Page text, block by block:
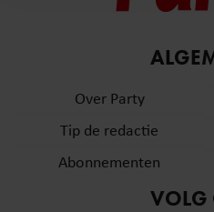
en om ons websiteverkeer te
informatie over uw gebruik
partners voor social media,
informatie die u aan ze heeft
gaat akkoord met onze
gebruiken.
Over Party
Tip de redactie
Abonnementen
VOLG